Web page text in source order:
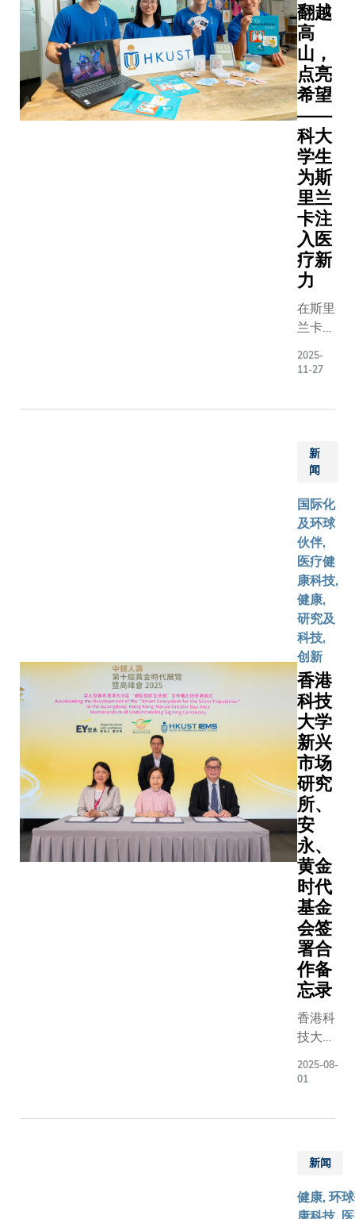
翻越
高
山，
点亮
希望
——
科大
学生
为斯
里兰
卡注
入医
疗新
力
在斯里
兰卡高
普特莱
茵。一
群香港
科技大
学（科
大）本
科生，
沐浴在
沁人心
脾的清
新气息
中，精
神为之
一振。
这群年
轻人被
眼前壮
丽的景
色深深
吸引，
他们背
着行囊
和装
备，一
步一脚
印地翻
山越
岭，终
于抵达
山区一
条村
落。一
生命的
将遥距
希望种
2025-
11-27
新
闻
国际化
及环球
伙伴,
医疗健
康科技,
健康,
研究及
科技,
创新
香港
科技
大学
新兴
市场
研究
所、
安
永、
黄金
时代
基金
会签
署合
作备
忘录
香港科
技大学
大）新
金时代
基金会
联合公
2025-08-
01
新闻
健康, 环
康科技,